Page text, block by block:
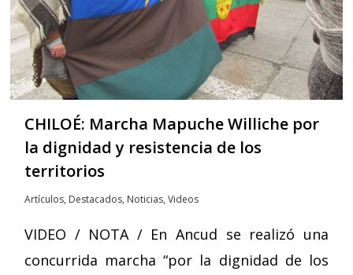
CHILOÉ: Marcha Mapuche Williche por
la dignidad y resistencia de los
territorios
Artículos, Destacados, Noticias,Videos
VIDEO / NOTA / En Ancud se realizó una
concurrida marcha “por la dignidad de los